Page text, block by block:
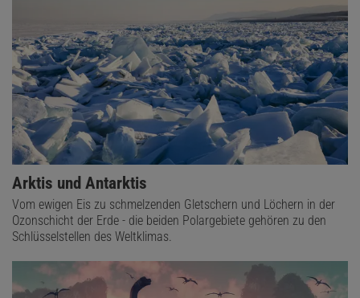
Arktis und Antarktis
Vom ewigen Eis zu schmelzenden Gletschern und Löchern in der
Ozonschicht der Erde - die beiden Polargebiete gehören zu den
Schlüsselstellen des Weltklimas.